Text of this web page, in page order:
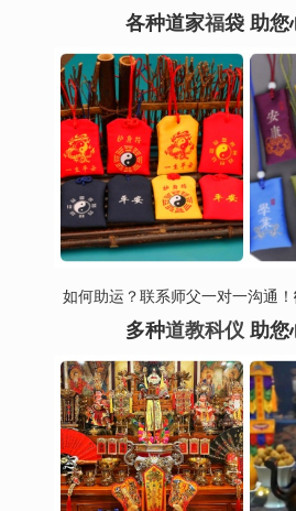
各种道家福袋 助您
如何助运？联系师父一对一沟通！
多种道教科仪助您